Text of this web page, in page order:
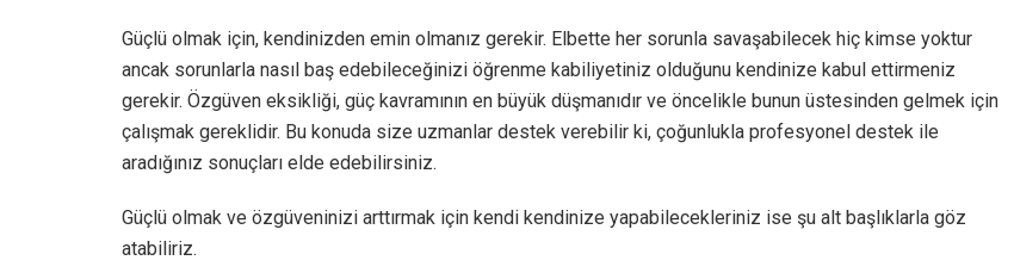
Güçlü olmak için, kendinizden emin olmanız gerekir. Elbette her sorunla savaşabilecek hiç kimse yoktur
ancak sorunlarla nasıl baş edebileceğinizi öğrenme kabiliyetiniz olduğunu kendinize kabul ettirmeniz
gerekir. Özgüven eksikliği, güç kavramının en büyük düşmanıdır ve öncelikle bunun üstesinden gelmek için
çalışmak gereklidir. Bu konuda size uzmanlar destek verebilir ki, çoğunlukla profesyonel destek ile
aradığınız sonuçları elde edebilirsiniz.
Güçlü olmak ve özgüveninizi arttırmak için kendi kendinize yapabilecekleriniz ise şu alt başlıklarla göz
atabiliriz.